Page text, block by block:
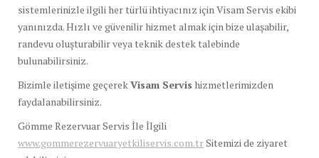
sistemlerinizle ilgili her türlü ihtiyacınız için Visam Servis ekibi
yanınızda. Hızlı ve güvenilir hizmet almak için bize ulaşabilir,
randevu oluşturabilir veya teknik destek talebinde
bulunabilirsiniz.
Bizimle iletişime geçerekVisam Servis hizmetlerimizden
faydalanabilirsiniz.
Gömme Rezervuar Servis İle İlgili
www.gommerezervuaryetkiliservis.com.trSitemizi de ziyaret